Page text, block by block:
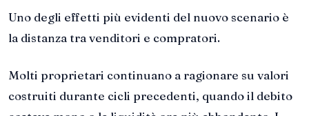
Uno degli effetti più evidenti del nuovo scenario è
la distanza tra venditori e compratori.
Molti proprietari continuano a ragionare su valori
costruiti durante cicli precedenti, quando il debito